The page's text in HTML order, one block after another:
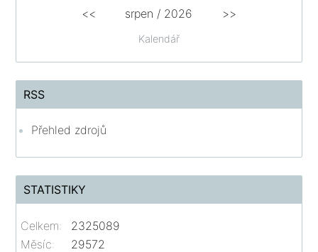
Kalendář
<< srpen / 2026 >>
RSS
Přehled zdrojů
STATISTIKY
Celkem:
2325089
Měsíc:
29572